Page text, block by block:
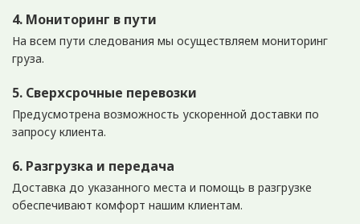
4. Мониторинг в пути
На всем пути следования мы осуществляем мониторинг
груза.
5. Сверхсрочные перевозки
Предусмотрена возможность ускоренной доставки по
запросу клиента.
6. Разгрузка и передача
Доставка до указанного места и помощь в разгрузке
обеспечивают комфорт нашим клиентам.